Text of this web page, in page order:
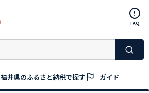
FAQ
福井県のふるさと納税で探す ガイド